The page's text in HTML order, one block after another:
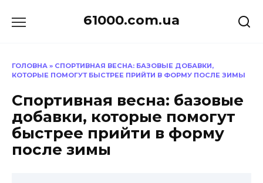
до
61000.com.ua
ГОЛОВНА » СПОРТИВНАЯ ВЕСНА: БАЗОВЫЕ ДОБАВКИ,
КОТОРЫЕ ПОМОГУТ БЫСТРЕЕ ПРИЙТИ В ФОРМУ ПОСЛЕ ЗИМЫ
Спортивная весна: базовые
добавки, которые помогут
быстрее прийти в форму
после зимы